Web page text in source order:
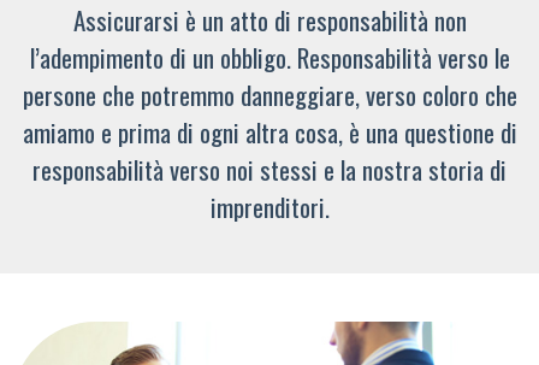
Assicurarsi è un atto di responsabilità non
l’adempimento di un obbligo. Responsabilità verso le
persone che potremmo danneggiare, verso coloro che
amiamo e prima di ogni altra cosa, è una questione di
responsabilità verso noi stessi e la nostra storia di
imprenditori.